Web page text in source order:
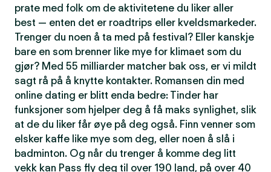
prate med folk om de aktivitetene du liker aller
best — enten det er roadtrips eller kveldsmarkeder.
Trenger du noen å ta med på festival? Eller kanskje
bare en som brenner like mye for klimaet som du
gjør? Med 55 milliarder matcher bak oss, er vi mildt
sagt rå på å knytte kontakter. Romansen din med
online dating er blitt enda bedre: Tinder har
funksjoner som hjelper deg å få maks synlighet, slik
at de du liker får øye på deg også. Finn venner som
elsker kaffe like mye som deg, eller noen å slå i
badminton. Og når du trenger å komme deg litt
vekk kan Pass fly deg til over 190 land, på over 40